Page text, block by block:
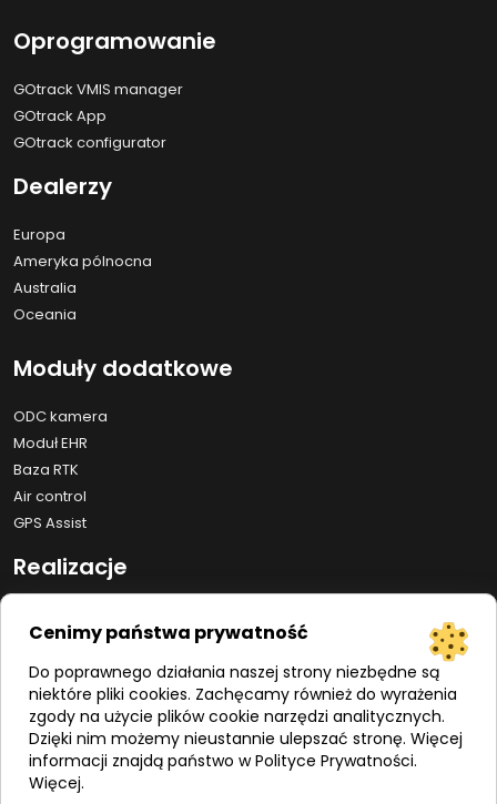
Cenimy państwa prywatność
Do poprawnego działania naszej strony niezbędne są
niektóre pliki cookies. Zachęcamy również do wyrażenia
zgody na użycie plików cookie narzędzi analitycznych.
Dzięki nim możemy nieustannie ulepszać stronę. Więcej
informacji znajdą państwo w Polityce Prywatności.
Więcej.
Oprogramowanie
GOtrack VMIS manager
GOtrack App
GOtrack configurator
Dealerzy
Europa
Ameryka pólnocna
Australia
Oceania
Moduły dodatkowe
ODC kamera
Moduł EHR
Baza RTK
Air control
GPS Assist
Realizacje
Line Assist
Espray
Remote Control
Info
Zasady bezpieczeństwa